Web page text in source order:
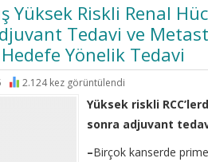
Yüksek Riskli Renal
Tedavi ve
Yönelik Tedavi
2.124 kez görüntülendi
Yüksek riskli
sonra adjuvant
–Birçok kanserde